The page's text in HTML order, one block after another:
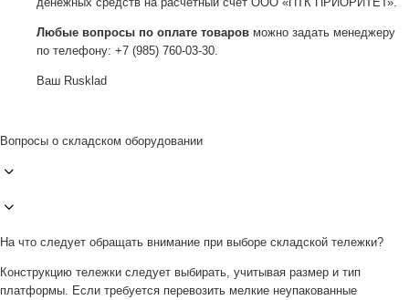
Любые вопросы по оплате товаров можно задать менеджеру
по телефону: +7 (985) 760-03-30.
Ваш Rusklad
Вопросы о складском оборудовании
На что следует обращать внимание при выборе складской тележки?
Конструкцию тележки следует выбирать, учитывая размер и тип
платформы. Если требуется перевозить мелкие неупакованные